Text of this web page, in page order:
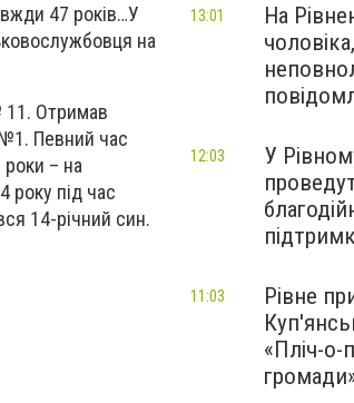
47 років…У
на
11. Отримав
Певний час
– на
року під час
14-річний син.
На
13:01
У
12:03
Рівне
«Пліч-о-
11:03